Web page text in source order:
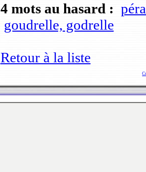
4 mots au hasard :
goudrelle, godrelle
Retour à la liste